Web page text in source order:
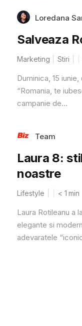
Loredana
Salveaza
Marketing Stiri
Duminica, 15
“Romania, te
campanie de...
Team
Laura 8:
noastre
Lifestyle < 1 min
Laura Rotileanu a
elegante si
adevaratele